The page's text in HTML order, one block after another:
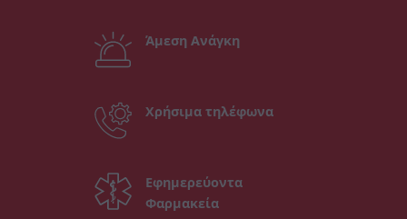
Άμεση Ανάγκη
Χρήσιμα τηλέφωνα
Εφημερεύοντα
Φαρμακεία